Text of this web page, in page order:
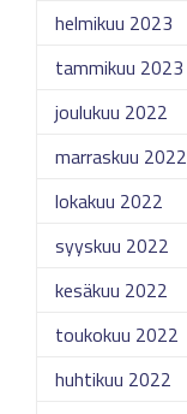
helmikuu 2023
tammikuu 2023
joulukuu 2022
marraskuu 2022
lokakuu 2022
syyskuu 2022
kesäkuu 2022
toukokuu 2022
huhtikuu 2022